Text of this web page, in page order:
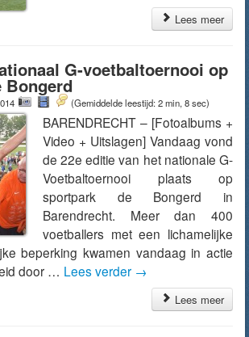
Lees meer
G-voetbaltoernooi op
Bongerd
(Gemiddelde leestijd: 2 min, 8 sec)
BARENDRECHT – [Fotoalbums +
Video + Uitslagen] Vandaag vond
de 22e editie van het nationale G-
Voetbaltoernooi plaats op
sportpark de Bongerd in
Barendrecht. Meer dan 400
voetballers met een lichamelijke
beperking kwamen vandaag in actie
door … Lees verder →
Lees meer